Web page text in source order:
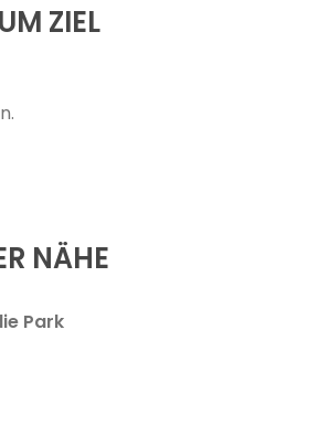
ZIEL
NÄHE
Park